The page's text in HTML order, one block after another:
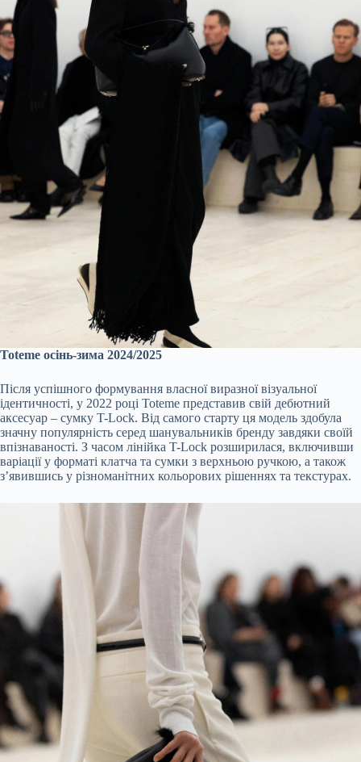
Toteme осінь-зима 2024/2025
Після успішного формування власної виразної візуальної
ідентичності, у 2022 році Toteme представив свій дебютний
аксесуар – сумку T-Lock. Від самого старту ця модель здобула
значну популярність серед шанувальників бренду завдяки своїй
впізнаваності. З часом лінійка T-Lock розширилася, включивши
варіації у форматі клатча та сумки з верхньою ручкою, а також
з’явившись у різноманітних кольорових рішеннях та текстурах.